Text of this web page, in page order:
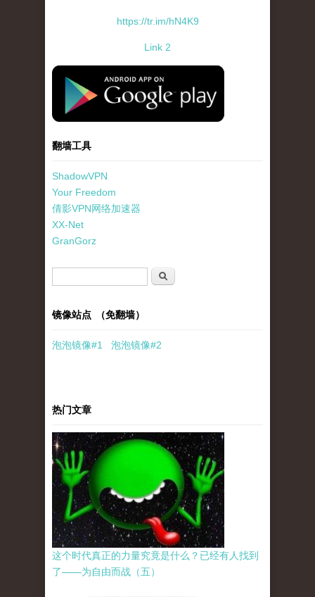
https://tr.im/hN4K9
Link 2
standard-icon-googleplay-app-store.png
翻墙工具
ShadowVPN
Your Freedom
倩影VPN网络加速器
XX-Net
GranGorz
搜索
镜像站点 （免翻墙）
泡泡镜像#1 泡泡镜像#2
热门文章
这个时代真正的力量究竟是什么？已经有人找到
了——为自由而战（五）